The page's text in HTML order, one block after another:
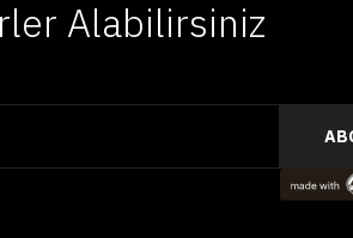
Alabilirsiniz